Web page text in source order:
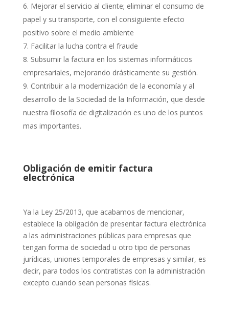
Mejorar el servicio al cliente; eliminar el consumo de
papel y su transporte, con el consiguiente efecto
positivo sobre el medio ambiente
Facilitar la lucha contra el fraude
Subsumir la factura en los sistemas informáticos
empresariales, mejorando drásticamente su gestión.
Contribuir a la modernización de la economía y al
desarrollo de la Sociedad de la Información, que desde
nuestra filosofía de digitalización es uno de los puntos
mas importantes.
Obligación de emitir factura
electrónica
Ya la Ley 25/2013, que acabamos de mencionar,
establece la obligación de presentar factura electrónica
a las administraciones públicas para empresas que
tengan forma de sociedad u otro tipo de personas
jurídicas, uniones temporales de empresas y similar, es
decir, para todos los contratistas con la administración
excepto cuando sean personas físicas.